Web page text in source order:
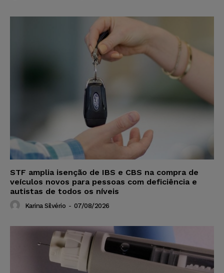
STF amplia isenção de IBS e CBS na compra de
veículos novos para pessoas com deficiência e
autistas de todos os níveis
Karina Silvério - 07/08/2026